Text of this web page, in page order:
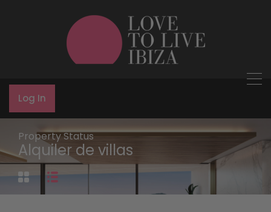
Log In
Property Status
Alquiler de villas